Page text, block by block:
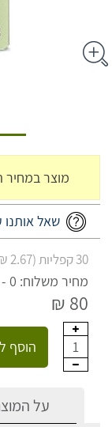
מוצר במחיר
שאל אותנו
30 קפליות (2.67 ₪ ליחידה)
מחיר משלוח: 0 - 39 ₪
80 ₪
1 הוסף
על